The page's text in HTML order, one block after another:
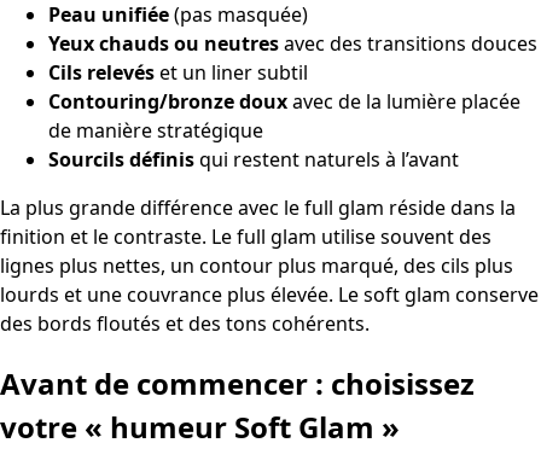
Peau unifiée(pas masquée)
Yeux chauds ou neutresavec des transitions douces
Cils relevéset un liner subtil
Contouring/bronze douxavec de la lumière placée
de manière stratégique
Sourcils définisqui restent naturels à l’avant
La plus grande différence avec le full glam réside dans la
finition et le contraste. Le full glam utilise souvent des
lignes plus nettes, un contour plus marqué, des cils plus
lourds et une couvrance plus élevée. Le soft glam conserve
des bords floutés et des tons cohérents.
Avant de commencer : choisissez
votre « humeur Soft Glam »